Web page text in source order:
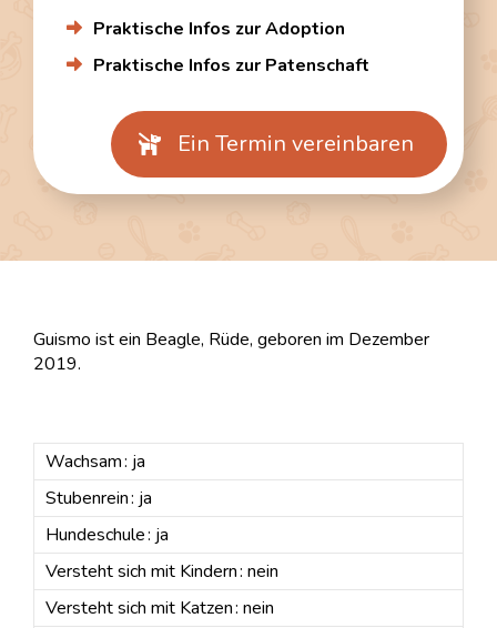
Praktische Infos zur Adoption
Praktische Infos zur Patenschaft
Ein Termin vereinbaren
Guismo ist ein Beagle, Rüde, geboren im Dezember
2019.
Wachsam : ja
Stubenrein : ja
Hundeschule : ja
Versteht sich mit Kindern : nein
Versteht sich mit Katzen : nein